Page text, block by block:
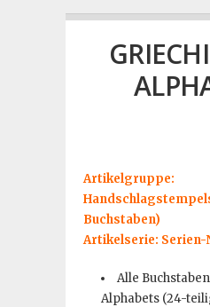
Artikelgruppe:
Buchstaben)
Artikelserie: Serien-
Alle
Alphabets (24-